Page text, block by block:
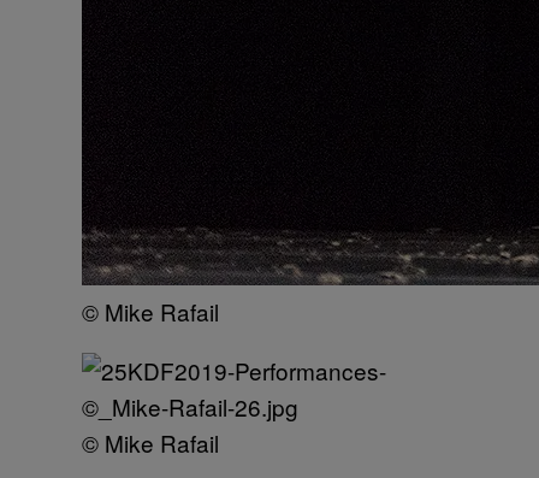
© Mike Rafail
© Mike Rafail